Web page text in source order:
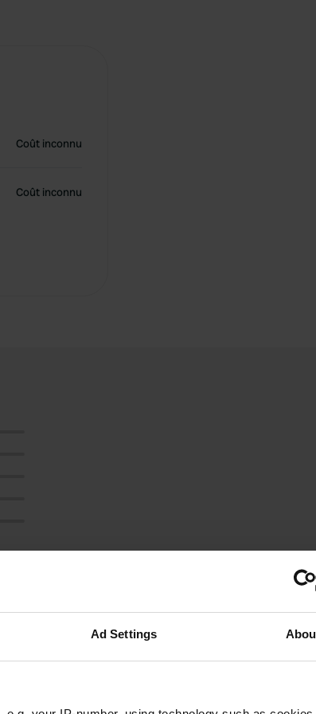
Ad Settings
Coût inconnu
Coût inconnu
cela ne vous dérange pas. à
W
Endroit
campeurs qui
n'ai eu aucun
situé beaucoup